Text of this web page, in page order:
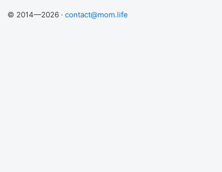
© 2014—2026 · contact@mom.life